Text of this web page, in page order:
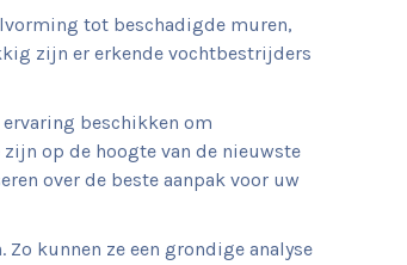
tot beschadigde muren,
zijn er erkende vochtbestrijders
beschikken om
op de hoogte van de nieuwste
over de beste aanpak voor uw
kunnen ze een grondige analyse